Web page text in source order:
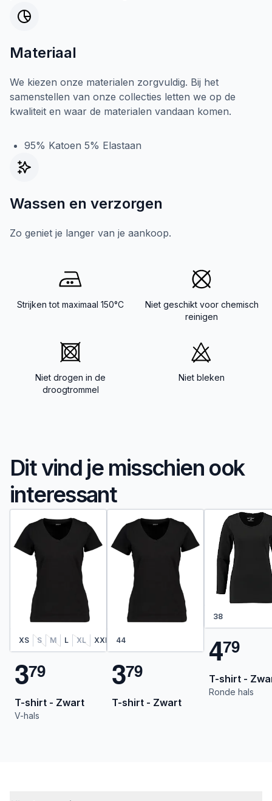
Materiaal
We kiezen onze materialen zorgvuldig. Bij het
samenstellen van onze collecties letten we op de
kwaliteit en waar de materialen vandaan komen.
95% Katoen 5% Elastaan
Wassen en verzorgen
Zo geniet je langer van je aankoop.
Strijken tot maximaal 150°C
Niet geschikt voor chemisch
reinigen
Niet drogen in de
droogtrommel
Niet bleken
Dit vind je misschien ook
interessant
XS S M L XL XXL
379
T-shirt - Zwart
V-hals
44
379
T-shirt - Zwart
38
479
T-shirt -
Ronde hals